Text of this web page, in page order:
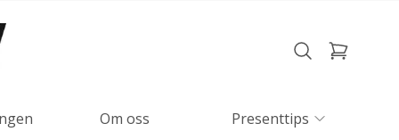
Om oss Presenttips